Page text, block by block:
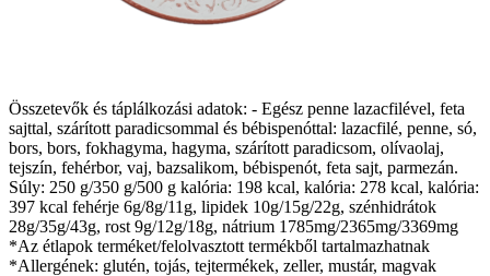
Összetevők és táplálkozási adatok: - Egész penne lazacfilével, feta
sajttal, szárított paradicsommal és bébispenóttal: lazacfilé, penne, só,
bors, bors, fokhagyma, hagyma, szárított paradicsom, olívaolaj,
tejszín, fehérbor, vaj, bazsalikom, bébispenót, feta sajt, parmezán.
Súly: 250 g/350 g/500 g kalória: 198 kcal, kalória: 278 kcal, kalória:
397 kcal fehérje 6g/8g/11g, lipidek 10g/15g/22g, szénhidrátok
28g/35g/43g, rost 9g/12g/18g, nátrium 1785mg/2365mg/3369mg
*Az étlapok terméket/felolvasztott termékből tartalmazhatnak
*Allergének: glutén, tojás, tejtermékek, zeller, mustár, magvak